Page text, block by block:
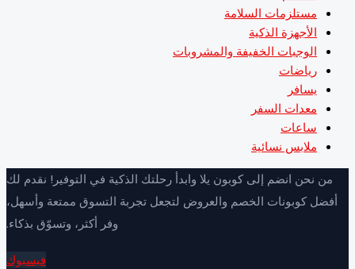
مستلزمات السلامة
الأجهزة الذكية
الوجبات الخفيفة والمشروبات
رياضات
يسافر
معدات السفر
ساعات
ملابس نسائية
من نحن انضم إلى كوبون يلا وابدأ رحلتك الذكية في التوفير! نقدم لك
كوبونات الخصم والعروض لتجعل تجربة التسوق ممتعة وأسهل،
وفر أكثر، وتسوّق بذكاء.
فيسبوك